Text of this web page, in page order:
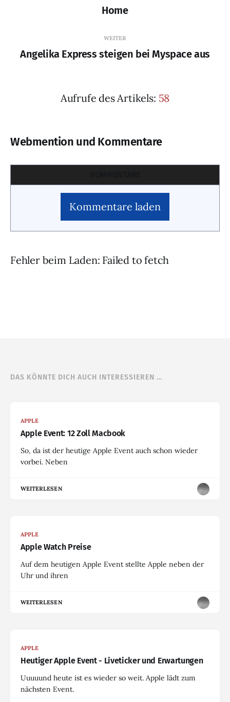
Home
WEITER
Angelika Express steigen bei Myspace aus
Aufrufe des Artikels: 58
Webmention und Kommentare
Kommentare laden
Fehler beim Laden: Failed to fetch
DAS KÖNNTE DICH AUCH INTERESSIEREN …
APPLE
Apple Event: 12 Zoll Macbook
So, da ist der heutige Apple Event auch schon wieder
vorbei. Neben
WEITERLESEN
APPLE
Apple Watch Preise
Auf dem heutigen Apple Event stellte Apple neben der
Uhr und ihren
WEITERLESEN
APPLE
Heutiger Apple Event - Liveticker und Erwartungen
Uuuuund heute ist es wieder so weit. Apple lädt zum
nächsten Event.